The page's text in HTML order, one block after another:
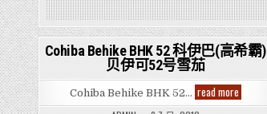
Posted
in
Cohiba Behike BHK 52 科伊巴(高希霸)
贝伊可52号雪茄
Cohiba Behike BHK 52… read moreCohiba
Behike